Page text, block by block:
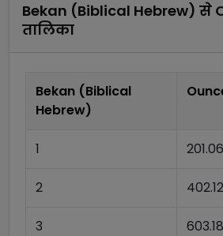
Bekan (Biblical Hebrew) से
तालिका
Bekan (Biblical
Hebrew)
1
2
3